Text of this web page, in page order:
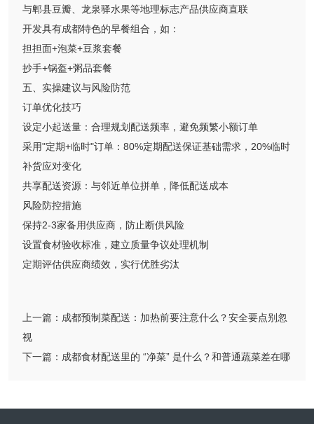
与郫县豆瓣、龙泉驿水果等地理标志产品供应商直联
开发具有成都特色的早餐组合，如：
担担面+泡菜+豆浆套餐
抄手+锅盔+粥品套餐
五、实操建议与风险防范
订单优化技巧
设定小起送量：合理规划配送频率，避免频繁小额订单
采用"定期+临时"订单：80%定期配送保证基础需求，20%临时
补货应对变化
共享配送资源：与邻近单位拼单，降低配送成本
风险防控措施
保持2-3家备用供应商，防止断供风险
设置食材验收标准，建立质量争议处理机制
定期评估供应商绩效，实行优胜劣汰
上一篇： 成都预制菜配送：加热前要注意什么？安全要点别忽
视
下一篇： 成都食材配送里的 “净菜” 是什么？和普通蔬菜差在哪